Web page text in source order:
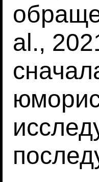
al.,